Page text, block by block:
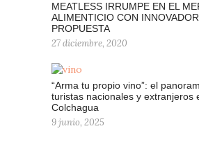
MEATLESS IRRUMPE EN EL
ALIMENTICIO CON
PROPUESTA
27 diciembre, 2020
“Arma tu propio vino”: el
turistas nacionales y extranjeros
Colchagua
9 junio, 2025